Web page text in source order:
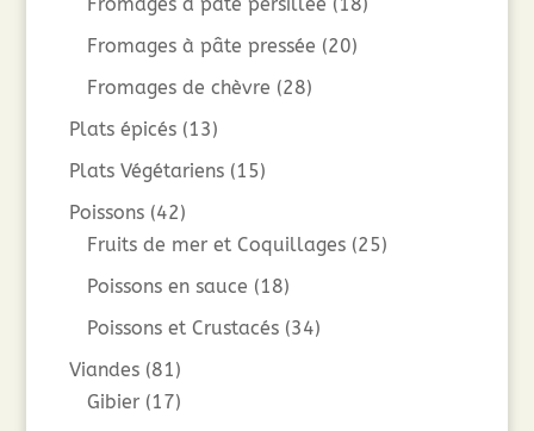
Fromages à pâte pressée (20)
Fromages de chèvre (28)
Plats épicés (13)
Plats Végétariens (15)
Poissons (42)
Fruits de mer et Coquillages (25)
Poissons en sauce (18)
Poissons et Crustacés (34)
Viandes (81)
Gibier (17)